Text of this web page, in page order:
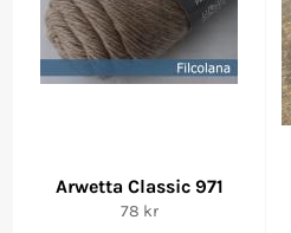
Arwetta Classic 971
Vanlig
78 kr